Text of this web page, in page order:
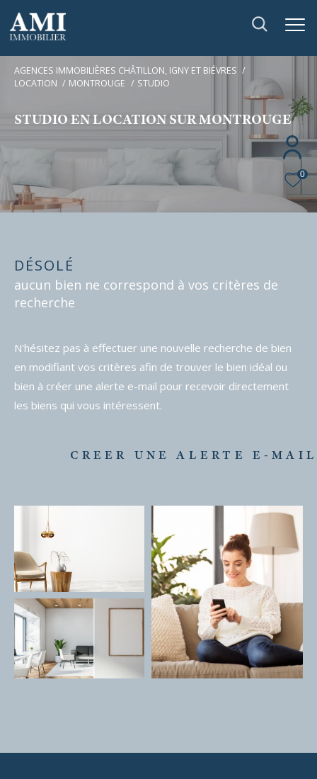
0
AGENCES IMMOBILIÈRES CHÂTILLON, IGNY ET BIÉVRES
LOCATION
MONTROUGE STUDIO
STUDIO EN LOCATION SUR MONTROUGE
DÉSOLÉ
aucun bien ne correspond à vos critères de
recherche
N'hésitez pas à effectuer une nouvelle recherche de bien
en modifiant vos critères afin de trouver le bien idéal ou
bien à créer une alerte e-mail pour recevoir directement
les biens qui vous intéressent.
CREER UNE ALERTE E-